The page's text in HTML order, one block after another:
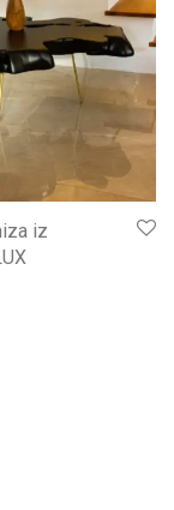
iz